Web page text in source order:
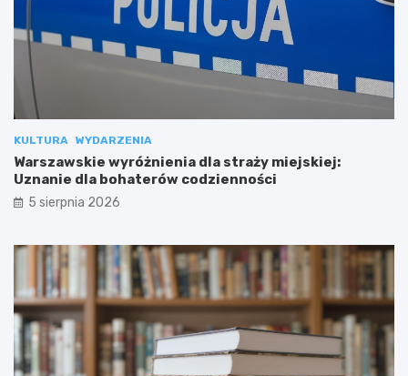
KULTURA WYDARZENIA
Warszawskie wyróżnienia dla straży miejskiej:
Uznanie dla bohaterów codzienności
5 sierpnia 2026